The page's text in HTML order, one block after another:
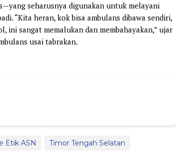
seharusnya digunakan untuk melayani
“Kita heran, kok bisa ambulans dibawa sendiri,
ini sangat memalukan dan membahayakan,” ujar
usai tabrakan.
Etik ASN Timor Tengah Selatan